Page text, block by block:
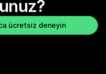
ücretsiz deneyin